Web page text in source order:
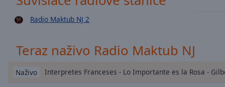
descriptions
off,
selected
Radio Maktub NJ 2
Teraz naživo Radio Maktub NJ
Naživo Interpretes Franceses - Lo Importante es la Rosa -